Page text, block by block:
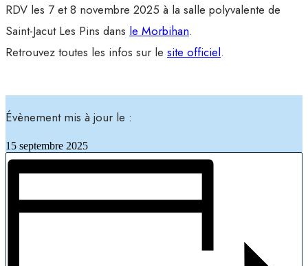
RDV les 7 et 8 novembre 2025 à la salle polyvalente de
Saint-Jacut Les Pins dans le Morbihan.
Retrouvez toutes les infos sur le site officiel.
Évènement mis à jour le :
15 septembre 2025